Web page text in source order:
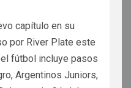
capítulo en su
por River Plate este
fútbol incluye pasos
Argentinos Juniors,